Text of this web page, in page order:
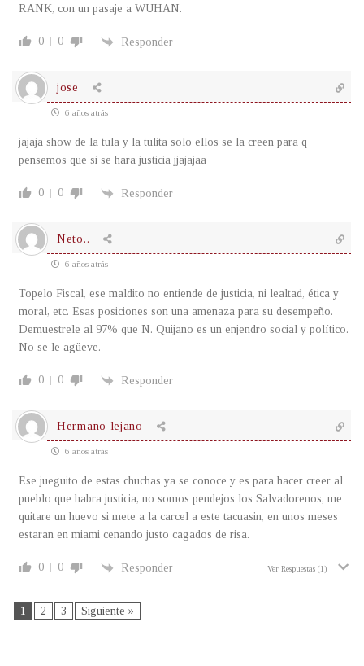
RANK, con un pasaje a WUHAN.
0 0 Responder
jose
6 años atrás
jajaja show de la tula y la tulita solo ellos se la creen para q
pensemos que si se hara justicia jjajajaa
0 0 Responder
Neto..
6 años atrás
Topelo Fiscal, ese maldito no entiende de justicia, ni lealtad, ética y
moral, etc. Esas posiciones son una amenaza para su desempeño.
Demuestrele al 97% que N. Quijano es un enjendro social y político.
No se le agüeve.
0 0 Responder
Hermano lejano
6 años atrás
Ese jueguito de estas chuchas ya se conoce y es para hacer creer al
pueblo que habra justicia, no somos pendejos los Salvadorenos, me
quitare un huevo si mete a la carcel a este tacuasin, en unos meses
estaran en miami cenando justo cagados de risa.
0 0 Responder Ver Respuestas (1)
1 2 3 Siguiente »